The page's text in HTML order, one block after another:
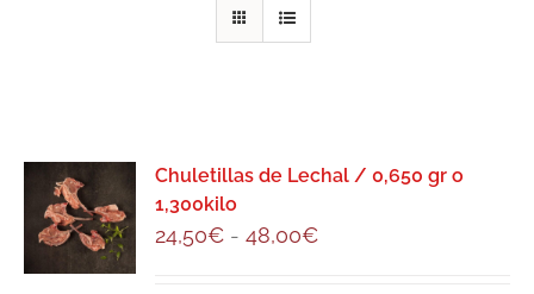
Chuletillas de Lechal / 0,650 gr o
1,300kilo
24,50€ - 48,00€Rango